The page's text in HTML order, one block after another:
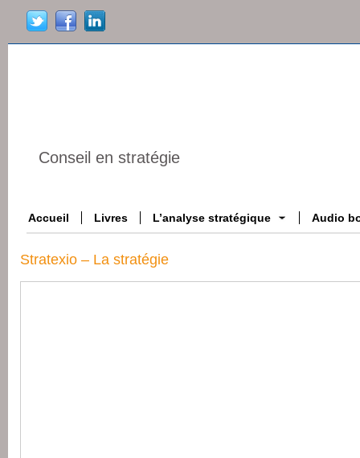
Conseil en stratégie
Accueil Livres L’analyse stratégique Audio
Stratexio – La stratégie